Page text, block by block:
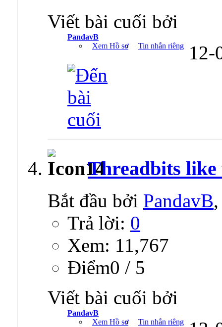
Viết bài cuối bởi
PandavB
Xem Hồ sơ
Tin nhắn riêng
Threadbits
Bắt đầu bởi PandavB
Trả lời: 0
Xem: 11,767
Ðiểm0 / 5
Viết bài cuối bởi
PandavB
Xem Hồ sơ
Tin nhắn riêng